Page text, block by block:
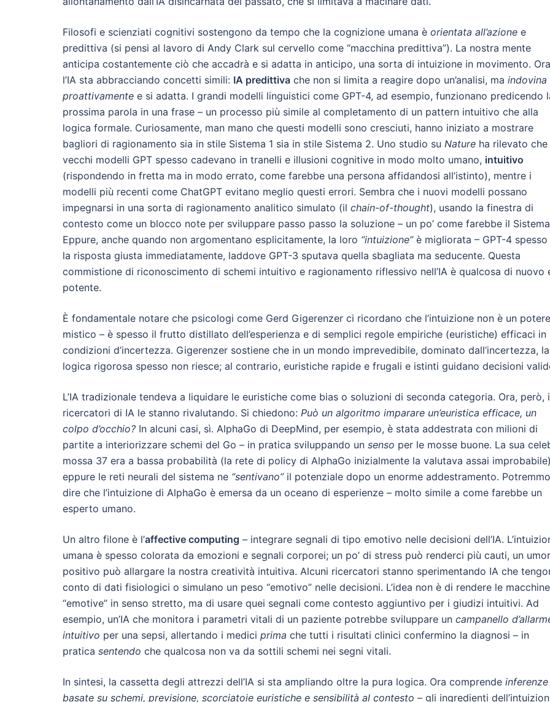
Filosofi e scienziati cognitivi sostengono da tempo che la cognizione umana è orientata all’azione e
predittiva (si pensi al lavoro di Andy Clark sul cervello come “macchina predittiva”). La nostra mente
anticipa costantemente ciò che accadrà e si adatta in anticipo, una sorta di intuizione in movimento. Ora
l’IA sta abbracciando concetti simili: IA predittiva che non si limita a reagire dopo un’analisi, ma indovina
proattivamente e si adatta. I grandi modelli linguistici come GPT-4, ad esempio, funzionano predicendo
prossima parola in una frase – un processo più simile al completamento di un pattern intuitivo che alla
logica formale. Curiosamente, man mano che questi modelli sono cresciuti, hanno iniziato a mostrare
bagliori di ragionamento sia in stile Sistema 1 sia in stile Sistema 2. Uno studio su Nature ha rilevato che
vecchi modelli GPT spesso cadevano in tranelli e illusioni cognitive in modo molto umano, intuitivo
(rispondendo in fretta ma in modo errato, come farebbe una persona affidandosi all’istinto), mentre i
modelli più recenti come ChatGPT evitano meglio questi errori. Sembra che i nuovi modelli possano
impegnarsi in una sorta di ragionamento analitico simulato (il chain-of-thought), usando la finestra di
contesto come un blocco note per sviluppare passo passo la soluzione – un po’ come farebbe il
Eppure, anche quando non argomentano esplicitamente, la loro “intuizione”è migliorata – GPT-4 spesso
la risposta giusta immediatamente, laddove GPT-3 sputava quella sbagliata ma seducente. Questa
commistione di riconoscimento di schemi intuitivo e ragionamento riflessivo nell’IA è qualcosa di nuovo
potente.
È fondamentale notare che psicologi come Gerd Gigerenzer ci ricordano che l’intuizione non è un potere
mistico – è spesso il frutto distillato dell’esperienza e di semplici regole empiriche (euristiche) efficaci in
condizioni d’incertezza. Gigerenzer sostiene che in un mondo imprevedibile, dominato dall’incertezza, la
logica rigorosa spesso non riesce; al contrario, euristiche rapide e frugali e istinti guidano decisioni
L’IA tradizionale tendeva a liquidare le euristiche come bias o soluzioni di seconda categoria. Ora, però, i
ricercatori di IA le stanno rivalutando. Si chiedono: Può un algoritmo imparare un’euristica efficace, un
colpo d’occhio? In alcuni casi, sì. AlphaGo di DeepMind, per esempio, è stata addestrata con milioni di
partite a interiorizzare schemi del Go – in pratica sviluppando un senso per le mosse buone. La sua
mossa 37 era a bassa probabilità (la rete di policy di AlphaGo inizialmente la valutava assai
eppure le reti neurali del sistema ne “sentivano”il potenziale dopo un enorme addestramento. Potremmo
dire che l’intuizione di AlphaGo è emersa da un oceano di esperienze – molto simile a come farebbe un
esperto umano.
Un altro filone è l’affective computing – integrare segnali di tipo emotivo nelle decisioni dell’IA.
umana è spesso colorata da emozioni e segnali corporei; un po’ di stress può renderci più cauti, un
positivo può allargare la nostra creatività intuitiva. Alcuni ricercatori stanno sperimentando IA che
conto di dati fisiologici o simulano un peso “emotivo” nelle decisioni. L’idea non è di rendere le macchine
“emotive” in senso stretto, ma di usare quei segnali come contesto aggiuntivo per i giudizi intuitivi. Ad
esempio, un’IA che monitora i parametri vitali di un paziente potrebbe sviluppare un campanello
intuitivo per una sepsi, allertando i medici prima che tutti i risultati clinici confermino la diagnosi – in
pratica sentendo che qualcosa non va da sottili schemi nei segni vitali.
In sintesi, la cassetta degli attrezzi dell’IA si sta ampliando oltre la pura logica. Ora comprende inferenze
basate su schemi, previsione, scorciatoie euristiche e sensibilità al contesto – gli ingredienti